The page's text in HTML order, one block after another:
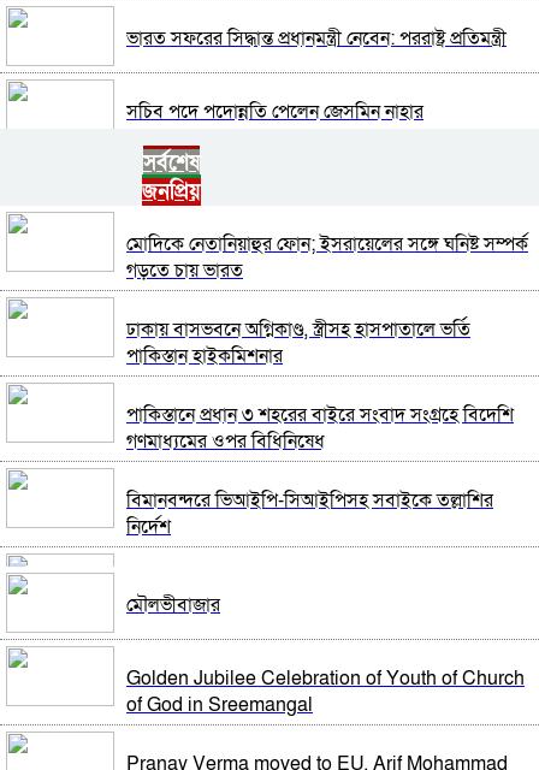
ভারত সফরের সিদ্ধান্ত প্রধানমন্ত্রী নেবেন: পররাষ্ট্র প্রতিমন্ত্রী
সচিব পদে পদোন্নতি পেলেন জেসমিন নাহার
পুলিশের ৭ কর্মকর্তাকে বদলি
পাইপলাইনের মাধ্যমে ভারত থেকে আরও বেশি ডিজেল
চেয়েছি: জ্বালানিমন্ত্রী
যথাযোগ্য মর্যাদায় সিলেটে জুলাই গণঅভ্যুত্থান দিবস
পালিত
গাজীপুর-৫ আসনের সাবেক এমপি আখতারুজ্জামান গ্রেপ্তার
শেখ হাসিনাকে কথা বলতে দেওয়া দুই দেশের সম্পর্কের
জন্য ক্ষতিকর: পররাষ্ট্র মন্ত্রণালয়
ফেনীর পুলিশ সুপার; যত কিছুই করি না কেন, কারোরই মন
রক্ষা করতে পারি না
ভিডিও ডকুমেন্টারি প্রদর্শনের পর ‘ভুয়া’ স্লোগান, জুলাই যোদ্ধা
ও শহিদ পরিবারের সংবর্ধনা অনুষ্ঠানে হট্টগোল
সাবেক প্রধানমন্ত্রী শেখ হাসিনাকে সেদিন ভারতে পৌঁছে দেন
সর্বশেষ
জনপ্রিয়
মোদিকে নেতানিয়াহুর ফোন; ইসরায়েলের সঙ্গে ঘনিষ্ট সম্পর্ক
গড়তে চায় ভারত
ঢাকায় বাসভবনে অগ্নিকাণ্ড, স্ত্রীসহ হাসপাতালে ভর্তি
পাকিস্তান হাইকমিশনার
পাকিস্তানে প্রধান ৩ শহরের বাইরে সংবাদ সংগ্রহে বিদেশি
গণমাধ্যমের ওপর বিধিনিষেধ
বিমানবন্দরে ভিআইপি-সিআইপিসহ সবাইকে তল্লাশির
নির্দেশ
ভারত সফরের সিদ্ধান্ত প্রধানমন্ত্রী নেবেন: পররাষ্ট্র প্রতিমন্ত্রী
মৌলভীবাজার
Golden Jubilee Celebration of Youth of Church
of God in Sreemangal
Pranay Verma moved to EU, Arif Mohammad